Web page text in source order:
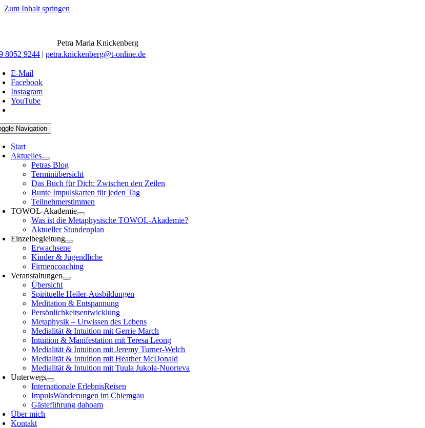
Zum Inhalt springen
Petra Maria Knickenberg
8052 9244 |petra.knickenberg@t-online.de
E-Mail
Facebook
Instagram
YouTube
Navigation
Start
Aktuelles
Petras Blog
Terminübersicht
Das Buch für Dich: Zwischen den Zeilen
Bunte Impulskarten für jeden Tag
Teilnehmerstimmen
TOWOL-Akademie
Was ist die Metaphysische TOWOL-Akademie?
Aktueller Stundenplan
Einzelbegleitung
Erwachsene
Kinder & Jugendliche
Firmencoaching
Veranstaltungen
Übersicht
Spirituelle Heiler-Ausbildungen
Meditation & Entspannung
Persönlichkeitsentwicklung
Metaphysik – Urwissen des Lebens
Medialität & Intuition mit Gerrie March
Intuition & Manifestation mit Teresa Leong
Medialität & Intuition mit Jeremy Turner-Welch
Medialität & Intuition mit Heather McDonald
Medialität & Intuition mit Tuula Jukola-Nuorteva
Unterwegs
Internationale ErlebnisReisen
ImpulsWanderungen im Chiemgau
Gästeführung dahoam
Über mich
Kontakt